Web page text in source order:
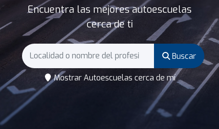
Encuentra las mejores autoescuelas
cerca de ti
Buscar
Mostrar Autoescuelas cerca de mí